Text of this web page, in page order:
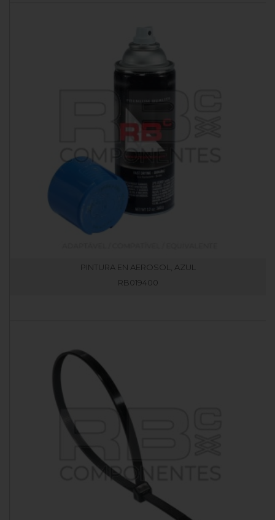
PINTURA EN AEROSOL, AZUL
RB019400